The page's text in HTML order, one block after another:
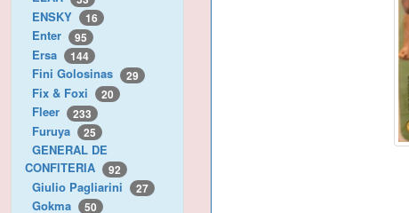
ENSKY 16
Enter 95
Ersa 144
Fini Golosinas 29
Fix & Foxi 20
Fleer 233
Furuya 25
GENERAL DE
CONFITERIA
92
Giulio Pagliarini 27
Gokma 50